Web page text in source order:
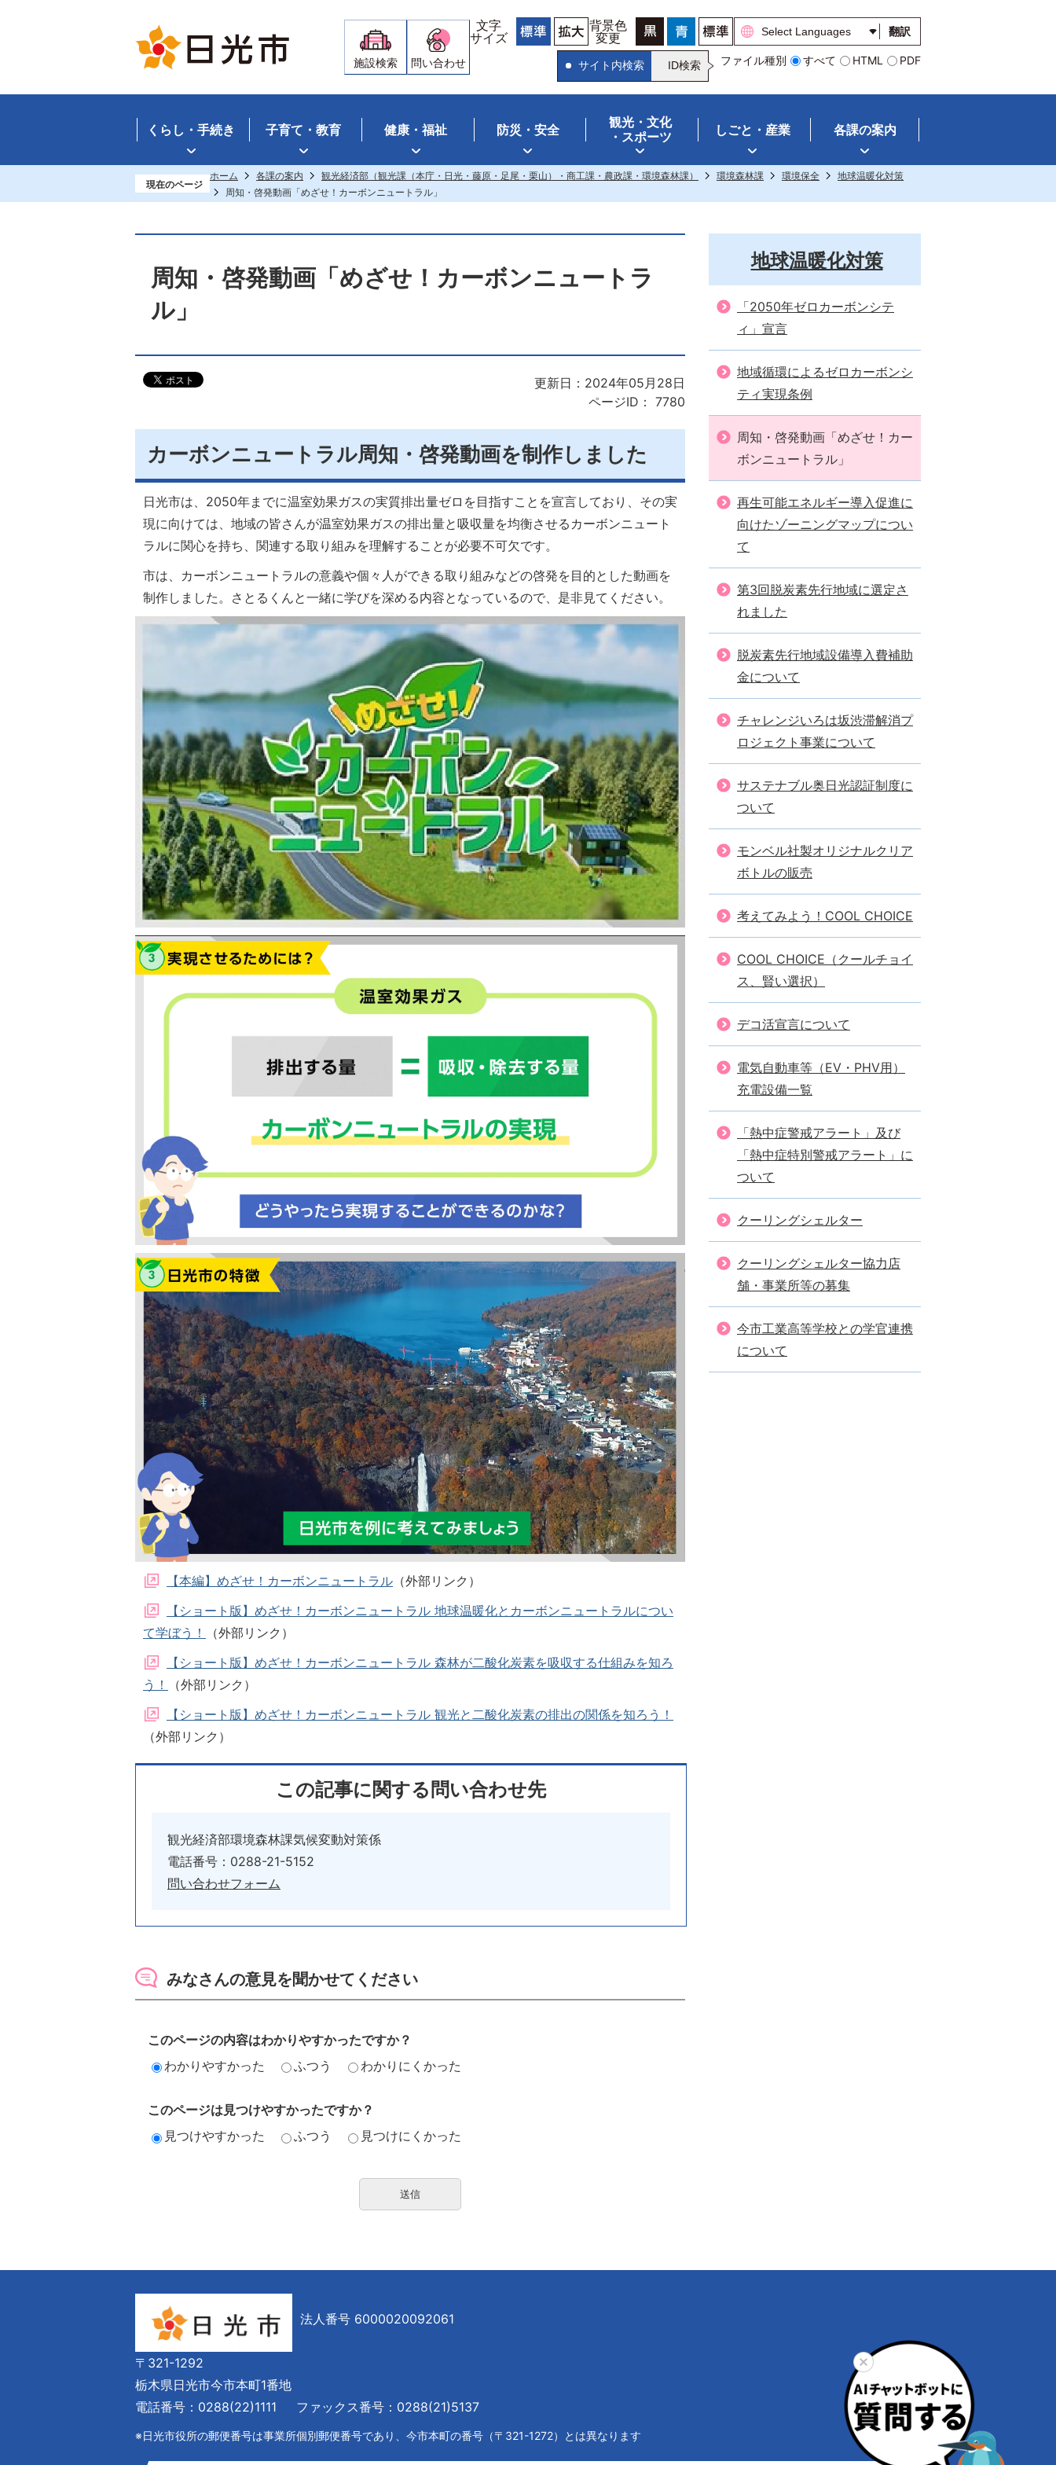
施設検索 問い合わせ
文字
サイズ
背景色
変更
翻訳
サイト内検索 ID検索 ファイル種別 すべて HTML PDF
くらし・手続き 子育て・教育 健康・福祉 防災・安全
観光・文化
・スポーツ
しごと・産業 各課の案内
現在のページ
ホーム 各課の案内 観光経済部（観光課（本庁・日光・藤原・足尾・栗山）・商工課・農政課・環境森林課） 環境森林課 環境保全
地球温暖化対策
周知・啓発動画「めざせ！カーボンニュートラル」
周知・啓発動画「めざせ！カーボンニュートラ
ル」
更新日：2024年05月28日
ページID： 7780
カーボンニュートラル周知・啓発動画を制作しました
日光市は、2050年までに温室効果ガスの実質排出量ゼロを目指すことを宣言しており、その実
現に向けては、地域の皆さんが温室効果ガスの排出量と吸収量を均衡させるカーボンニュート
ラルに関心を持ち、関連する取り組みを理解することが必要不可欠です。
市は、カーボンニュートラルの意義や個々人ができる取り組みなどの啓発を目的とした動画を
制作しました。さとるくんと一緒に学びを深める内容となっているので、是非見てください。
【本編】めざせ！カーボンニュートラル （外部リンク）
【ショート版】めざせ！カーボンニュートラル 地球温暖化とカーボンニュートラルについ
て学ぼう！
（外部リンク）
【ショート版】めざせ！カーボンニュートラル 森林が二酸化炭素を吸収する仕組みを知ろ
う！
（外部リンク）
【ショート版】めざせ！カーボンニュートラル 観光と二酸化炭素の排出の関係を知ろう！
（外部リンク）
この記事に関する問い合わせ先
観光経済部環境森林課気候変動対策係
電話番号：0288-21-5152
問い合わせフォーム
みなさんの意見を聞かせてください
このページの内容はわかりやすかったですか？
わかりやすかった
ふつう わかりにくかった
このページは見つけやすかったですか？
見つけやすかった
ふつう 見つけにくかった
地球温暖化対策
「2050年ゼロカーボンシテ
ィ」宣言
地域循環によるゼロカーボンシ
ティ実現条例
周知・啓発動画「めざせ！カー
ボンニュートラル」
再生可能エネルギー導入促進に
向けたゾーニングマップについ
て
第3回脱炭素先行地域に選定さ
れました
脱炭素先行地域設備導入費補助
金について
チャレンジいろは坂渋滞解消プ
ロジェクト事業について
サステナブル奥日光認証制度に
ついて
モンベル社製オリジナルクリア
ボトルの販売
考えてみよう！COOL CHOICE
COOL CHOICE（クールチョイ
ス、賢い選択）
デコ活宣言について
電気自動車等（EV・PHV用）
充電設備一覧
「熱中症警戒アラート」及び
「熱中症特別警戒アラート」に
ついて
クーリングシェルター
クーリングシェルター協力店
舗・事業所等の募集
今市工業高等学校との学官連携
について
法人番号 6000020092061
〒321-1292
栃木県日光市今市本町1番地
電話番号：0288(22)1111
ファックス番号：0288(21)5137
※日光市役所の郵便番号は事業所個別郵便番号であり、今市本町の番号（〒321-1272）とは異なります